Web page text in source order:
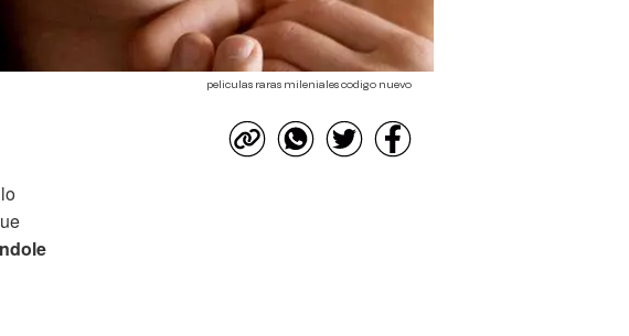
peliculas raras mileniales codigo nuevo